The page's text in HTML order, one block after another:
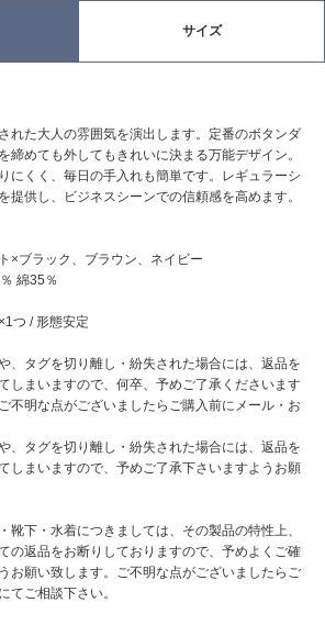
サイズ
れた大人の雰囲気を演出します。定番のボタンダ
締めても外してもきれいに決まる万能デザイン。
にくく、毎日の手入れも簡単です。レギュラーシ
提供し、ビジネスシーンでの信頼感を高めます。
×ブラック、ブラウン、ネイビー
綿35％
つ / 形態安定
、タグを切り離し・紛失された場合には、返品を
しまいますので、何卒、予めご了承くださいます
不明な点がございましたらご購入前にメール・お
、タグを切り離し・紛失された場合には、返品を
しまいますので、予めご了承下さいますようお願
下・水着につきましては、その製品の特性上、
の返品をお断りしておりますので、予めよくご確
お願い致します。ご不明な点がございましたらご
てご相談下さい。